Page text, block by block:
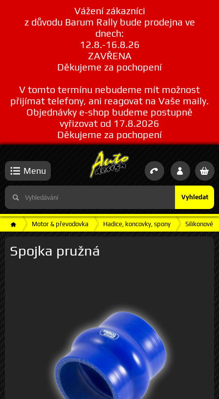
Vážení zákazníci
z důvodu Barum Rally bude prodejna ve
dnech:
12.8.-16.8.26
ZAVŘENA
Děkujeme za pochopení
V tomto termínu nebudeme mít možnost
přijímat telefony, ani reagovat na Vaše maily.
Objednávky e-shop budeme postupně
vyřizovat od 17.8.2026
Děkujeme za pochopení
Vyhledat
Menu
Motor & převodovka Hadice, koncovky, spony Silikonové
Spojka pružná